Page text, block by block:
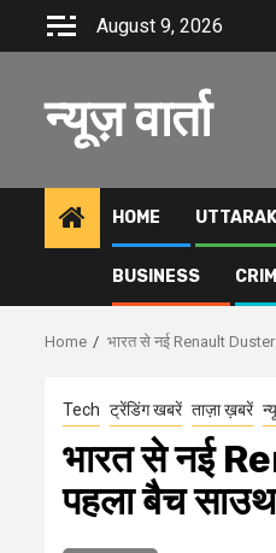
August 9, 2026
न्यूज़ वार्ता
HOME
BUSINESS
Home भारत से नई Renault Duster
Tech ट्रेंडिंग खबरें ताज़ा ख़बरें
भारत से नई
पहला बैच